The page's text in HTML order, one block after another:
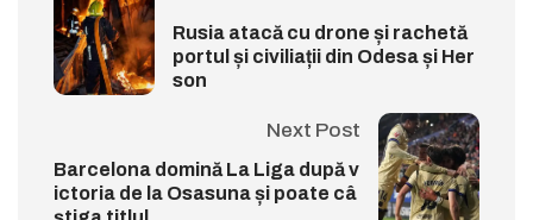
Rusia atacă cu drone și rachetă
portul și civiliații din Odesa și Her
son
Next Post
Barcelona domină La Liga după v
ictoria de la Osasuna și poate câ